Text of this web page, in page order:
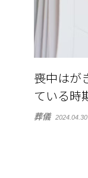
喪中はが
ている時
葬儀 2024.04.30